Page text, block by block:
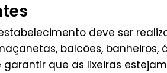
deve ser
balcões,
que as lixeiras